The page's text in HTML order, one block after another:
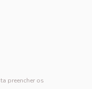
preencher os